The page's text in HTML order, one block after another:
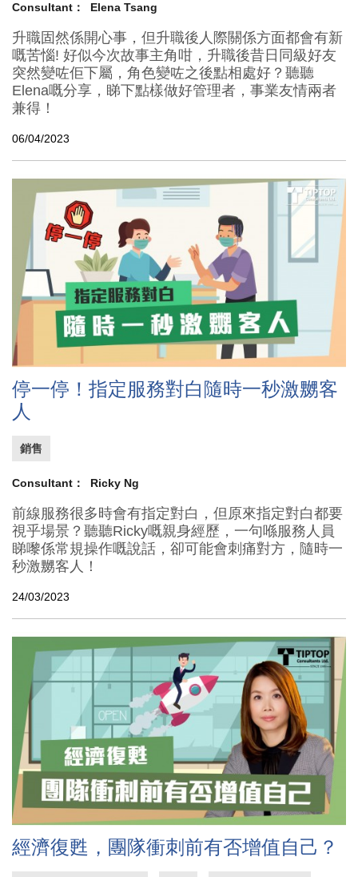
Consultant： Elena Tsang
升職固然係開心事，但升職後人際關係方面都會有新
嘅苦惱! 好似今次故事主角咁，升職後昔日同級好友
突然變咗佢下屬，角色變咗之後點相處好？聽聽
Elena嘅分享，睇下點樣做好管理者，事業友情兩者
兼得！
06/04/2023
停一停！指定服務對白隨時一秒激嬲客
人
銷售
Consultant： Ricky Ng
前線服務很多時會有指定對白，但原來指定對白都要
視乎場景？聽聽Ricky嘅親身經歷，一句喺服務人員
睇嚟係常規操作嘅說話，卻可能會刺痛對方，隨時一
秒激嬲客人！
24/03/2023
經濟復甦，團隊衝刺前有否增值自己？